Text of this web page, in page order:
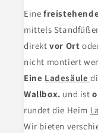
Eine
mittels
direktvor Ort
nicht montiert
Eine Ladesäule
Wallbox. und ist
rundet die Heim
Wir bieten